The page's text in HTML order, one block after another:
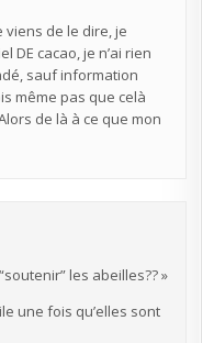
viens de le dire, je
DE cacao, je n’ai rien
sauf information
même pas que celà
de là à ce que mon
les abeilles?? »
une fois qu’elles sont